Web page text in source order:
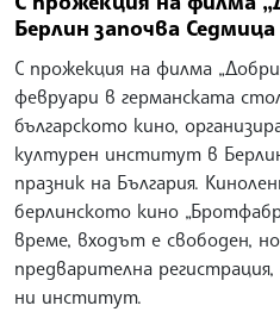
Берлин започва
С прожекция на филма
февруари в германската
българското кино,
културен институт в
празник на България.
берлинското кино
време, входът е свободен,
предварителна
ни институт.